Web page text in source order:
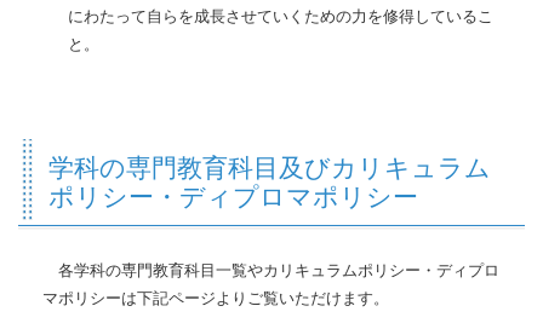
にわたって自らを成長させていくための力を修得しているこ
と。
学科の専門教育科目及びカリキュラム
ポリシー・ディプロマポリシー
各学科の専門教育科目一覧やカリキュラムポリシー・ディプロ
マポリシーは下記ページよりご覧いただけます。